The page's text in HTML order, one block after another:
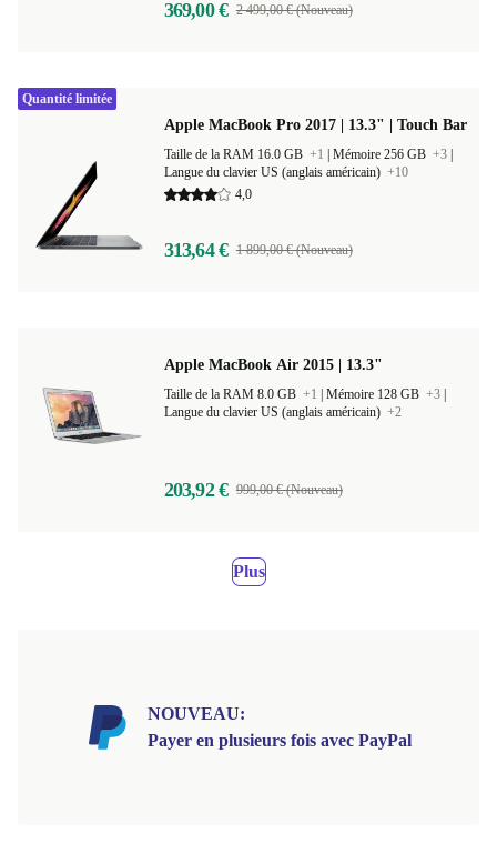
369,00 € 2 499,00 € (Nouveau)
Apple MacBook Pro 2017 | 13.3" | Touch Bar
Taille de la RAM 16.0 GB +1 Mémoire 256 GB +3
Langue du clavier US (anglais américain) +10
4,0
313,64 € 1 899,00 € (Nouveau)
Quantité limitée
Apple MacBook Air 2015 | 13.3"
Taille de la RAM 8.0 GB +1 Mémoire 128 GB +3
Langue du clavier US (anglais américain) +2
203,92 € 999,00 € (Nouveau)
Plus
NOUVEAU:
Payer en plusieurs fois avec PayPal